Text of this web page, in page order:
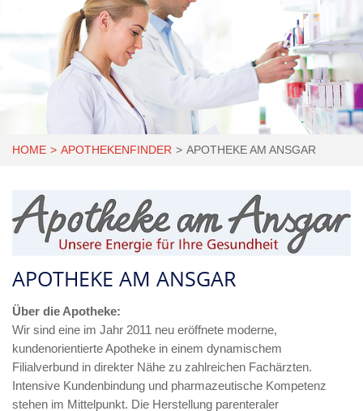
HOME APOTHEKENFINDER APOTHEKE AM ANSGAR
APOTHEKE AM ANSGAR
Über die Apotheke:
Wir sind eine im Jahr 2011 neu eröffnete moderne,
kundenorientierte Apotheke in einem dynamischem
Filialverbund in direkter Nähe zu zahlreichen Fachärzten.
Intensive Kundenbindung und pharmazeutische Kompetenz
stehen im Mittelpunkt. Die Herstellung parenteraler